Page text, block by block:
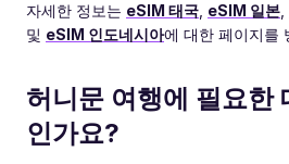
자세한 정보는 eSIM 태국 eSIM 일본
및 eSIM 인도네시아에 대한 페이지를
허니문 여행에 필요한
인가요?